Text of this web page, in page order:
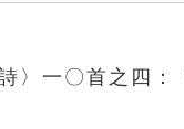
〉一〇首之四